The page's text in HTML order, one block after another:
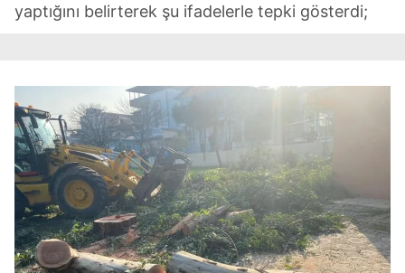
yaptığını belirterek şu ifadelerle tepki gösterdi;